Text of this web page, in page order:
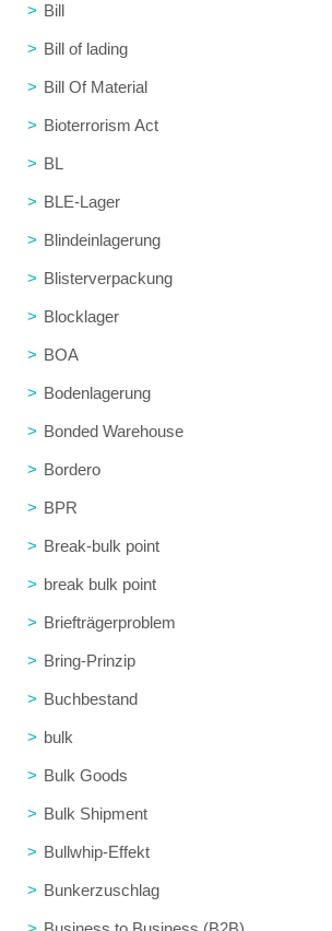
> Bill
> Bill of lading
> Bill Of Material
> Bioterrorism Act
> BL
> BLE-Lager
> Blindeinlagerung
> Blisterverpackung
> Blocklager
> BOA
> Bodenlagerung
> Bonded Warehouse
> Bordero
> BPR
> Break-bulk point
> break bulk point
> Briefträgerproblem
> Bring-Prinzip
> Buchbestand
> bulk
> Bulk Goods
> Bulk Shipment
> Bullwhip-Effekt
> Bunkerzuschlag